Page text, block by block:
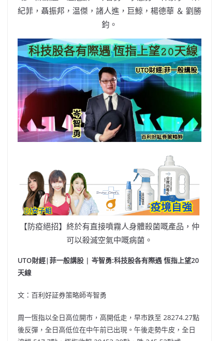
紀菲，聶振邦，温傑，諸人進，巨鯨，楊德華 ＆ 劉勝
鈞。
【防疫絕招】終於有直接噴霧人身體殺菌嘅產品，仲
可以殺滅空氣中嘅病菌。
UTO財經|菲一般講股 | 岑智勇:科技股各有際遇 恆指上望20
天線
文：百利好証券策略師岑智勇
周一恆指以全日高位開市，高開低走，早市跌至 28274.27點
後反彈，全日高低位在中午前已出現。午後走勢牛皮，全日